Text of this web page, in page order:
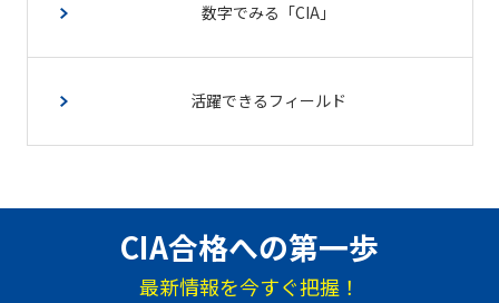
数字でみる「CIA」
活躍できるフィールド
CIA合格への第一歩
最新情報を今すぐ把握！